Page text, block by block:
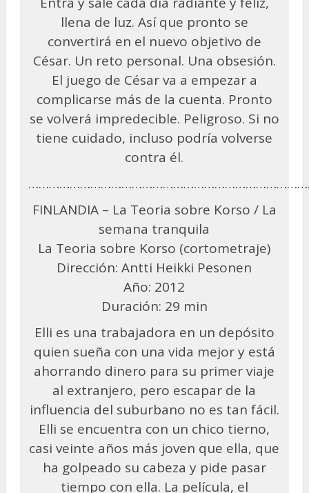
llena de luz. Así que pronto se
convertirá en el nuevo objetivo de
César. Un reto personal. Una obsesión.
El juego de César va a empezar a
complicarse más de la cuenta. Pronto
se volverá impredecible. Peligroso. Si no
tiene cuidado, incluso podría volverse
contra él.
FINLANDIA – La Teoria sobre Korso / La
semana tranquila
La Teoria sobre Korso (cortometraje)
Dirección: Antti Heikki Pesonen
Año: 2012
Duración: 29 min
Elli es una trabajadora en un depósito
quien sueña con una vida mejor y está
ahorrando dinero para su primer viaje
al extranjero, pero escapar de la
influencia del suburbano no es tan fácil.
Elli se encuentra con un chico tierno,
casi veinte años más joven que ella, que
ha golpeado su cabeza y pide pasar
tiempo con ella. La película, el